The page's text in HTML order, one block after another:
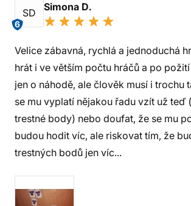
SD
6
Simona D.
Velice zábavná, rychlá a jednoduchá
hrát i ve větším počtu hráčů a po
jen o náhodě, ale člověk musí i trochu
se mu vyplatí nějakou řadu vzít už teď
trestné body) nebo doufat, že se mu
budou hodit víc, ale riskovat tím, že
trestných bodů jen víc...